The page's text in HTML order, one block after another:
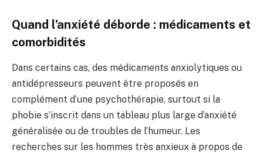
Quand l’anxiété déborde : médicaments et
comorbidités
Dans certains cas, des médicaments anxiolytiques ou
antidépresseurs peuvent être proposés en
complément d’une psychothérapie, surtout si la
phobie s’inscrit dans un tableau plus large d’anxiété
généralisée ou de troubles de l’humeur. Les
recherches sur les hommes très anxieux à propos de